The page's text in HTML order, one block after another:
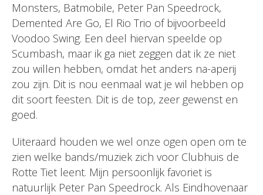
Monsters, Batmobile, Peter Pan Speedrock,
Demented Are Go, El Rio Trio of bijvoorbeeld
Voodoo Swing. Een deel hiervan speelde op
Scumbash, maar ik ga niet zeggen dat ik ze niet
zou willen hebben, omdat het anders na-aperij
zou zijn. Dit is nou eenmaal wat je wil hebben op
dit soort feesten. Dit is de top, zeer gewenst en
goed.
Uiteraard houden we wel onze ogen open om te
zien welke bands/muziek zich voor Clubhuis de
Rotte Tiet leent. Mijn persoonlijk favoriet is
natuurlijk Peter Pan Speedrock. Als Eindhovenaar